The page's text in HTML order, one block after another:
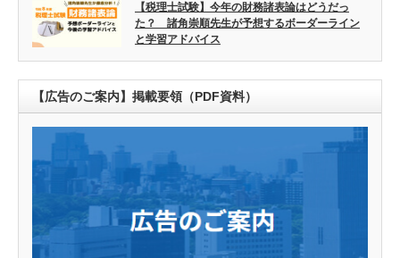
【税理士試験】今年の財務諸表論はどうだっ
た？ 諸角崇順先生が予想するボーダーライン
と学習アドバイス
【広告のご案内】掲載要領（PDF資料）